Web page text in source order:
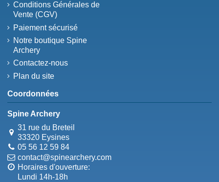
Conditions Générales de
Vente (CGV)
Paiement sécurisé
Notre boutique Spine
Archery
Contactez-nous
Plan du site
Coordonnées
Spine Archery
31 rue du Breteil
33320 Eysines
05 56 12 59 84
contact@spinearchery.com
Horaires d'ouverture:
Lundi 14h-18h